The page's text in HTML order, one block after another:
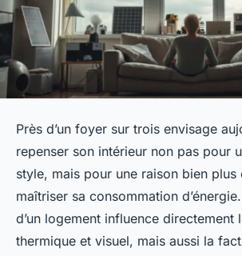
Près d’un foyer sur trois envisage
repenser son intérieur non pas pour
style, mais pour une raison bien plus
maîtriser sa consommation
d’un logement influence directement
thermique et visuel, mais aussi la